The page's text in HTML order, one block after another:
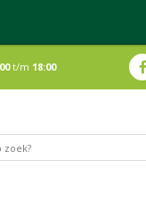
t/m 18:00